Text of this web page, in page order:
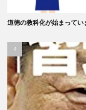
道徳の教科化が始まって